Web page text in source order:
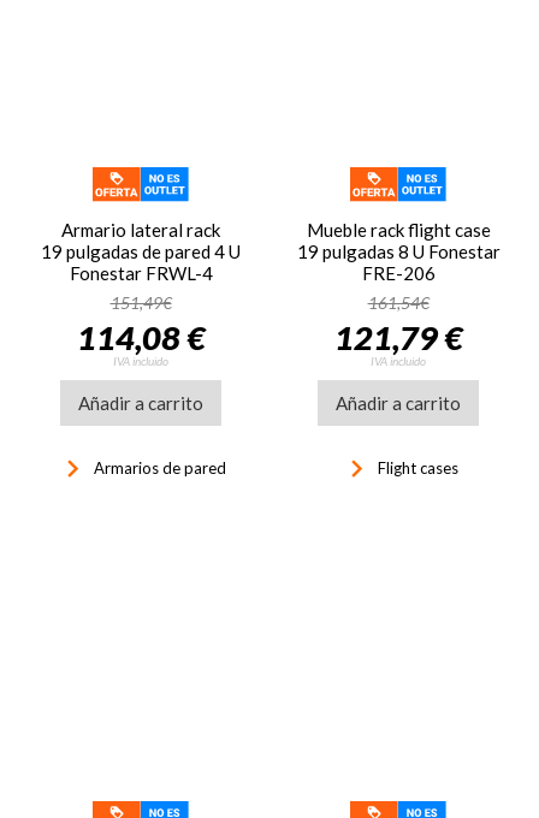
Armario lateral rack
19 pulgadas de pared 4 U
Fonestar FRWL-4
151,49€
114,08 €
IVA incluido
Añadir a carrito
keyboard_arrow_right Armarios de pared
Mueble rack flight case
19 pulgadas 8 U Fonestar
FRE-206
161,54€
121,79 €
IVA incluido
Añadir a carrito
keyboard_arrow_right Flight cases